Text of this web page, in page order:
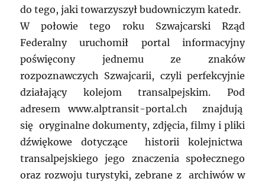
do tego, jaki towarzyszył budowniczym katedr.
W połowie tego roku Szwajcarski Rząd
Federalny uruchomił portal informacyjny
poświęcony jednemu ze znaków
rozpoznawczych Szwajcarii, czyli perfekcyjnie
działający kolejom transalpejskim. Pod
adresem www.alptransit-portal.ch znajdują
się oryginalne dokumenty, zdjęcia, filmy i pliki
dźwiękowe dotyczące historii kolejnictwa
transalpejskiego jego znaczenia społecznego
oraz rozwoju turystyki, zebrane z archiwów w